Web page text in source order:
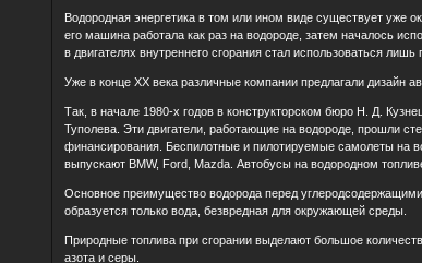
Водородная энергетика в том или ином виде существует уже
его машина работала как раз на водороде, затем началось
в двигателях внутреннего сгорания стал использоваться
Уже в конце XX века различные компании предлагали дизайн
Так, в начале 1980-х годов в конструкторском бюро Н. Д.
Туполева. Эти двигатели, работающие на водороде, прошли
финансирования. Беспилотные и пилотируемые самолеты на
выпускают BMW, Ford, Mazda. Автобусы на водородном
Основное преимущество водорода перед
образуется только вода, безвредная для окружающей среды.
Природные топлива при сгорании выделают большое
азота и серы.